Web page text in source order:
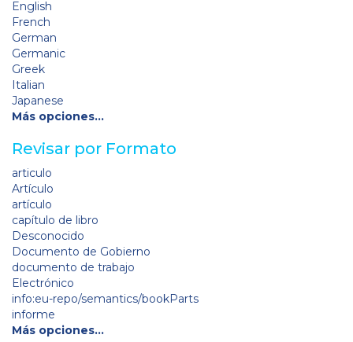
English
French
German
Germanic
Greek
Italian
Japanese
Más opciones…
Revisar por Formato
articulo
Artículo
artículo
capítulo de libro
Desconocido
Documento de Gobierno
documento de trabajo
Electrónico
info:eu-repo/semantics/bookParts
informe
Más opciones…